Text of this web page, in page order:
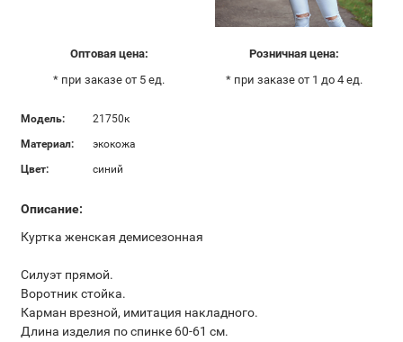
Оптовая цена:
* при заказе от 5 ед.
Розничная цена:
* при заказе от 1 до 4 ед.
Модель:
21750к
Материал:
экокожа
Цвет:
синий
Описание:
Куртка женская демисезонная
Силуэт прямой.
Воротник стойка.
Карман врезной, имитация накладного.
Длина изделия по спинке 60-61 см.